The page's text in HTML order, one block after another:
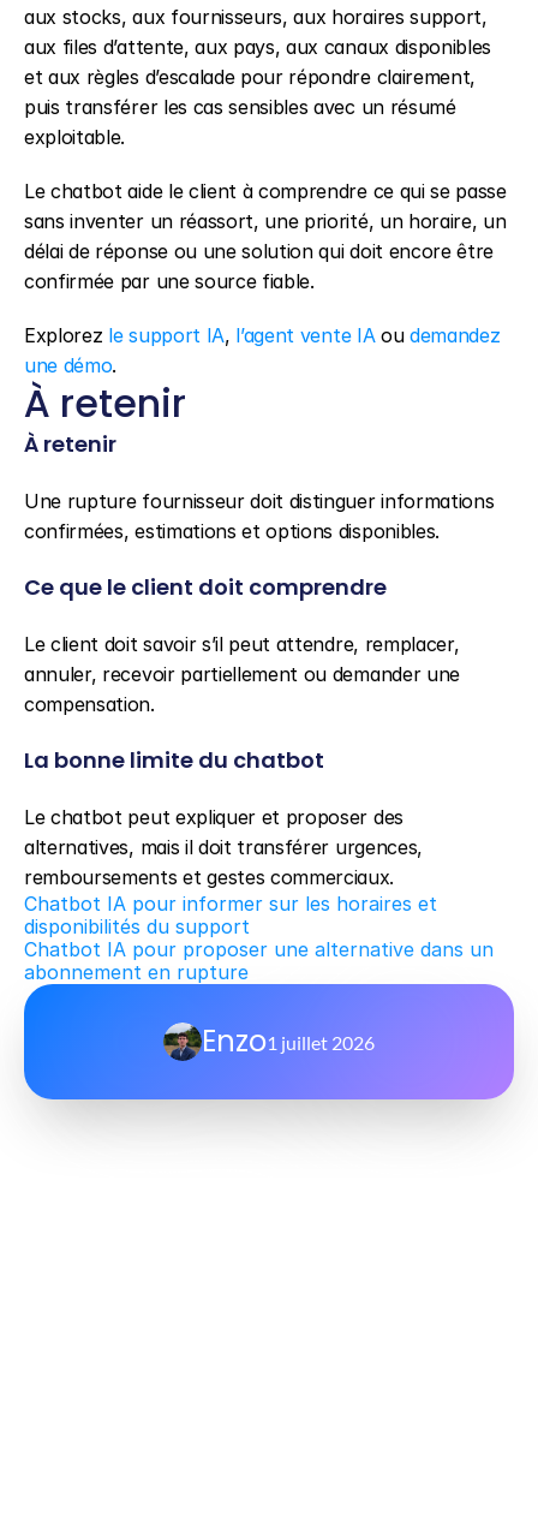
aux stocks, aux fournisseurs, aux horaires support,
aux files d’attente, aux pays, aux canaux disponibles
et aux règles d’escalade pour répondre clairement,
puis transférer les cas sensibles avec un résumé
exploitable.
Le chatbot aide le client à comprendre ce qui se passe
sans inventer un réassort, une priorité, un horaire, un
délai de réponse ou une solution qui doit encore être
confirmée par une source fiable.
Explorez le support IA, l’agent vente IA ou demandez
une démo.
À retenir
À retenir
Une rupture fournisseur doit distinguer informations
confirmées, estimations et options disponibles.
Ce que le client doit comprendre
Le client doit savoir s’il peut attendre, remplacer,
annuler, recevoir partiellement ou demander une
compensation.
La bonne limite du chatbot
Le chatbot peut expliquer et proposer des
alternatives, mais il doit transférer urgences,
remboursements et gestes commerciaux.
Chatbot IA pour informer sur les horaires et
disponibilités du support
Chatbot IA pour proposer une alternative dans un
abonnement en rupture
Enzo1 juillet 2026